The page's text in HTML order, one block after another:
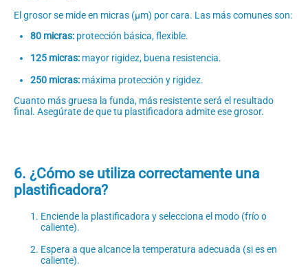
El grosor se mide en micras (µm) por cara. Las más comunes son:
80 micras: protección básica, flexible.
125 micras: mayor rigidez, buena resistencia.
250 micras: máxima protección y rigidez.
Cuanto más gruesa la funda, más resistente será el resultado
final. Asegúrate de que tu plastificadora admite ese grosor.
6. ¿Cómo se utiliza correctamente una
plastificadora?
Enciende la plastificadora y selecciona el modo (frío o
caliente).
Espera a que alcance la temperatura adecuada (si es en
caliente).